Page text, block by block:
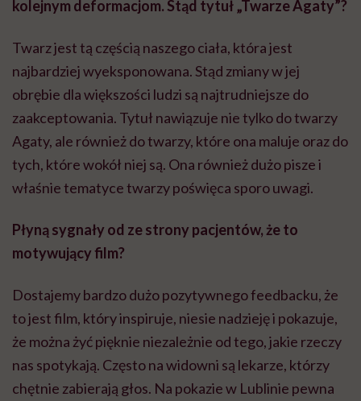
kolejnym deformacjom. Stąd tytuł „Twarze Agaty”?
Twarz jest tą częścią naszego ciała, która jest
najbardziej wyeksponowana. Stąd zmiany w jej
obrębie dla większości ludzi są najtrudniejsze do
zaakceptowania. Tytuł nawiązuje nie tylko do twarzy
Agaty, ale również do twarzy, które ona maluje oraz do
tych, które wokół niej są. Ona również dużo pisze i
właśnie tematyce twarzy poświęca sporo uwagi.
Płyną sygnały od ze strony pacjentów, że to
motywujący film?
Dostajemy bardzo dużo pozytywnego feedbacku, że
to jest film, który inspiruje, niesie nadzieję i pokazuje,
że można żyć pięknie niezależnie od tego, jakie rzeczy
nas spotykają. Często na widowni są lekarze, którzy
chętnie zabierają głos. Na pokazie w Lublinie pewna